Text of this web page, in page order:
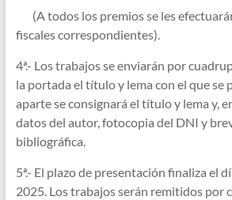
(A todos los premios se les
fiscales correspondientes).
4ª.- Los trabajos se enviarán por
la portada el título y lema con el que se
aparte se consignará el título y lema y,
datos del autor, fotocopia del DNI y
bibliográfica.
5ª.- El plazo de presentación finaliza el
2025. Los trabajos serán remitidos por